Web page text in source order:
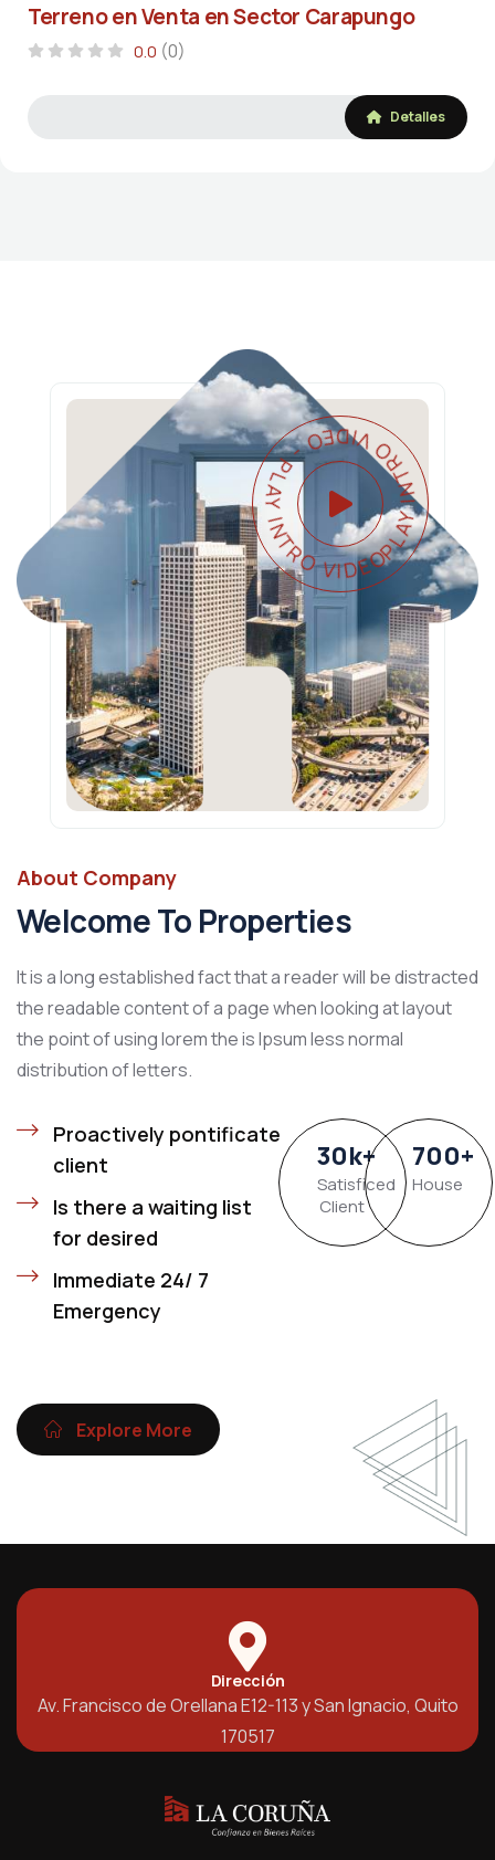
Terreno en Venta en Sector Carapungo
0.0 (0)
Detalles
PLAY INTRO VIDEO - PLAY INTRO VIDEO -
About Company
Welcome To Properties
It is a long established fact that a reader will be distracted
the readable content of a page when looking at layout
the point of using lorem the is Ipsum less normal
distribution of letters.
Proactively pontificate
client
Is there a waiting list
for desired
Immediate 24/ 7
Emergency
30k+
Satisficed
Client
700+
House
Explore More
Dirección
Av. Francisco de Orellana E12-113 y San Ignacio, Quito
170517